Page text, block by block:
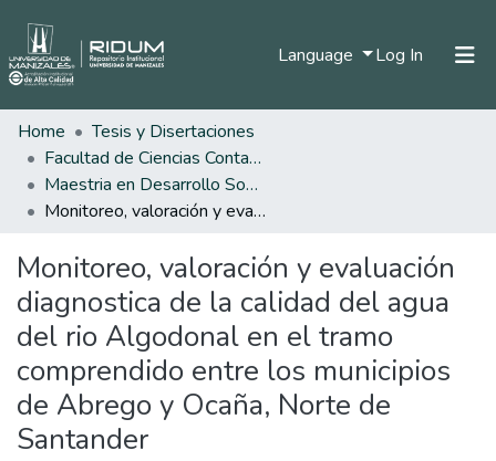
Language Log In (current)
Statistics
Home
Tesis y Disertaciones
Facultad de Ciencias Contables Económicas y Administrativas
Maestria en Desarrollo Sostenible y Medio Ambiente
Monitoreo, valoración y evaluación diagnostica de la calidad del agua del rio Algodonal en el tramo comprendido entre los municipios de Abrego y Ocaña, Norte de Santander
Monitoreo, valoración y evaluación
diagnostica de la calidad del agua
del rio Algodonal en el tramo
comprendido entre los municipios
de Abrego y Ocaña, Norte de
Santander